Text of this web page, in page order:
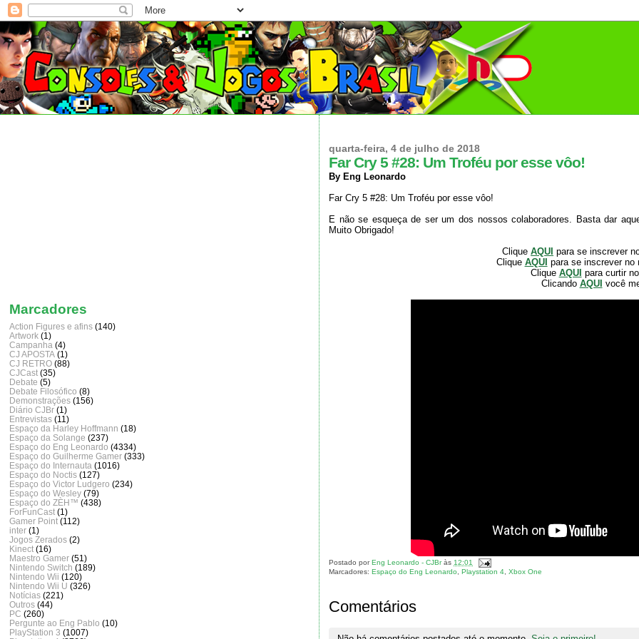
quarta-feira, 4 de julho de 2018
Far Cry 5 #28: Um Troféu por esse vôo!
By Eng Leonardo
Far Cry 5 #28: Um Troféu por esse vôo!
E não se esqueça de ser um dos nossos colaboradores. Basta dar
Muito Obrigado!
CliqueAQUI para se inscrever
Clique AQUI para se inscrever no
Clique AQUI para curtir
Clicando AQUI você
Postado porEng Leonardo - CJBràs12:01
Marcadores:Espaço do Eng Leonardo ,Playstation 4 ,Xbox One
Comentários
Marcadores
Action Figures e afins (140)
Artwork (1)
Campanha (4)
CJ APOSTA (1)
CJ RETRO (88)
CJCast (35)
Debate (5)
Debate Filosófico (8)
Demonstrações (156)
Diário CJBr (1)
Entrevistas (11)
Espaço da Harley Hoffmann (18)
Espaço da Solange (237)
Espaço do Eng Leonardo (4334)
Espaço do Guilherme Gamer (333)
Espaço do Internauta (1016)
Espaço do Noctis (127)
Espaço do Victor Ludgero (234)
Espaço do Wesley (79)
Espaço do ZÈH™ (438)
ForFunCast (1)
Gamer Point (112)
inter (1)
Jogos Zerados (2)
Kinect (16)
Maestro Gamer (51)
Nintendo Switch (189)
Nintendo Wii (120)
Nintendo Wii U (326)
Notícias (221)
Outros (44)
PC (260)
Pergunte ao Eng Pablo (10)
PlayStation 3 (1007)